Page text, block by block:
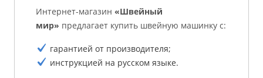
Интернет-магазин «Швейный
мир» предлагает купить швейную машинку с:
гарантией от производителя;
инструкцией на русском языке.